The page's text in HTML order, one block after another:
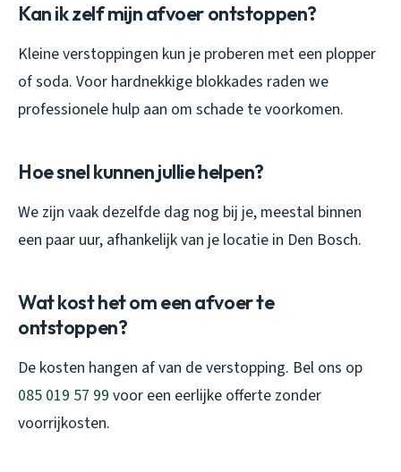
Kan ik zelf mijn afvoer ontstoppen?
Kleine verstoppingen kun je proberen met een plopper
of soda. Voor hardnekkige blokkades raden we
professionele hulp aan om schade te voorkomen.
Hoe snel kunnen jullie helpen?
We zijn vaak dezelfde dag nog bij je, meestal binnen
een paar uur, afhankelijk van je locatie in Den Bosch.
Wat kost het om een afvoer te
ontstoppen?
De kosten hangen af van de verstopping. Bel ons op
085 019 57 99 voor een eerlijke offerte zonder
voorrijkosten.